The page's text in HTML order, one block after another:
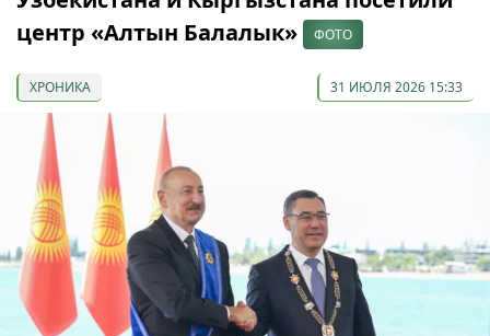
центр «Алтын Балалык»
ФОТО
ХРОНИКА 31 ИЮЛЯ 2026 15:33